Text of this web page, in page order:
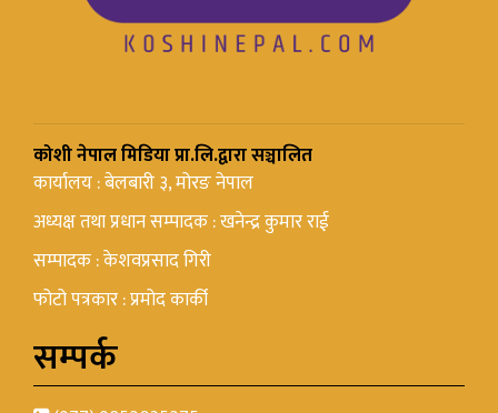
कोशी नेपाल मिडिया प्रा.लि.द्वारा सञ्चालित
कार्यालय : बेलबारी ३, मोरङ नेपाल
अध्यक्ष तथा प्रधान सम्पादक : खनेन्द्र कुमार राई
सम्पादक : केशवप्रसाद गिरी
फोटो पत्रकार : प्रमोद कार्की
सम्पर्क